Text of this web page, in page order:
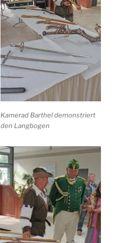
Kamerad Barthel demonstriert
den Langbogen